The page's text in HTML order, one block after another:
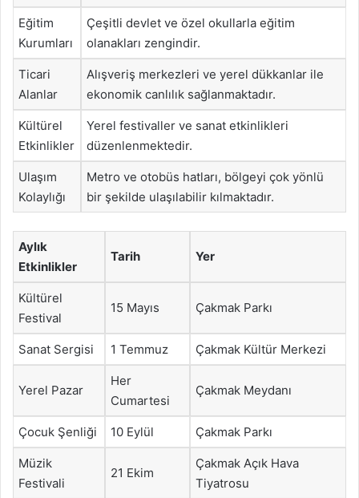
Eğitim
Kurumları
Çeşitli devlet ve özel okullarla eğitim
olanakları zengindir.
Ticari
Alanlar
Alışveriş merkezleri ve yerel dükkanlar ile
ekonomik canlılık sağlanmaktadır.
Kültürel
Etkinlikler
Yerel festivaller ve sanat etkinlikleri
düzenlenmektedir.
Ulaşım
Kolaylığı
Metro ve otobüs hatları, bölgeyi çok yönlü
bir şekilde ulaşılabilir kılmaktadır.
Aylık
Etkinlikler
Tarih Yer
Kültürel
Festival
15 Mayıs Çakmak Parkı
Sanat Sergisi 1 Temmuz Çakmak Kültür Merkezi
Yerel Pazar
Her
Cumartesi
Çakmak Meydanı
Çocuk Şenliği 10 Eylül Çakmak Parkı
Müzik
Festivali
21 Ekim
Çakmak Açık Hava
Tiyatrosu